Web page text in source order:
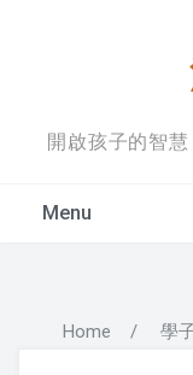
開啟孩子的智
Menu
學堂宗旨
Home / 學